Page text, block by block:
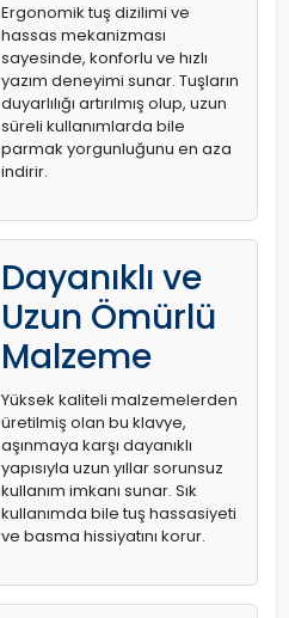
Ergonomik tuş dizilimi ve
hassas mekanizması
sayesinde, konforlu ve hızlı
yazım deneyimi sunar. Tuşların
duyarlılığı artırılmış olup, uzun
süreli kullanımlarda bile
parmak yorgunluğunu en aza
indirir.
Dayanıklı ve
Uzun Ömürlü
Malzeme
Yüksek kaliteli malzemelerden
üretilmiş olan bu klavye,
aşınmaya karşı dayanıklı
yapısıyla uzun yıllar sorunsuz
kullanım imkanı sunar. Sık
kullanımda bile tuş hassasiyeti
ve basma hissiyatını korur.